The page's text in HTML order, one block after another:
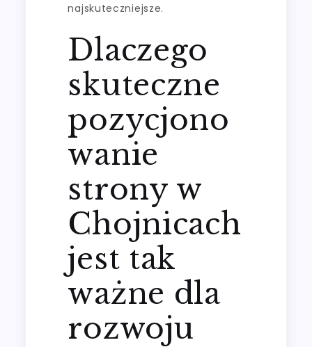
najskuteczniejsze.
Dlaczego
skuteczne
pozycjono
wanie
strony w
Chojnicach
jest tak
ważne dla
rozwoju